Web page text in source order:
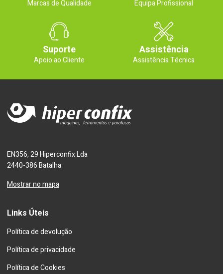
Marcas de Qualidade Equipa Profissional
Suporte
Apoio ao Cliente
Assistência
Assistência Técnica
EN356, 29 Hiperconfix Lda
2440-386 Batalha
Mostrar no mapa
Links Úteis
Política de devolução
Política de privacidade
Política de Cookies